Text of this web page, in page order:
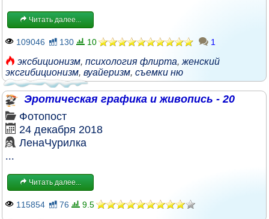
Читать далее...
109046 130 10 1
эксбиционизм, психология флирта, женский
эксгибиционизм, вуайеризм, съемки ню
Эротическая графика и живопись - 20
Фотопост
24 декабря 2018
ЛенаЧурилка
...
Читать далее...
115854 76 9.5